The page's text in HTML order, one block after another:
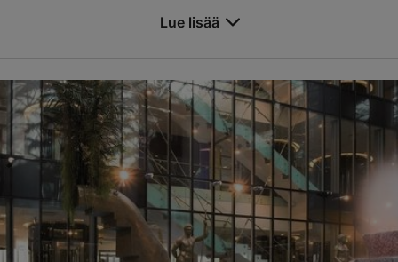
Toompuiestee 23, Tallinn
Keskusta
01.01–31.12
On avoinna vain tilauksesta
Lue lisää
spa.vsh@uhotelsgroup.com
Lue lisää